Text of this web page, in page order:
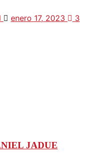
enero 17, 2023 3
JADUE